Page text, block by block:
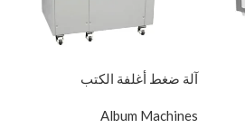
آلة ضغط أغلفة الكتب
Album Machines